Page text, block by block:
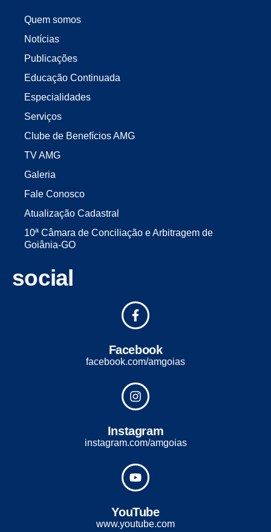
Quem somos
Notícias
Publicações
Educação Continuada
Especialidades
Serviços
Clube de Benefícios AMG
TV AMG
Galeria
Fale Conosco
Atualização Cadastral
10ª Câmara de Conciliação e Arbitragem de
Goiânia-GO
social
Facebook
facebook.com/amgoias
Instagram
instagram.com/amgoias
YouTube
www.youtube.com